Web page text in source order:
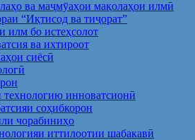
ва маҷмӯаҳои мақолаҳои илмӣ
“Иқтисод ва тиҷорат”
илм бо истеҳсолот
ва ихтироот
сиёсӣ
инноватсионӣ
соҳибкорон
чорабиниҳо
иттилоотии шабакавӣ